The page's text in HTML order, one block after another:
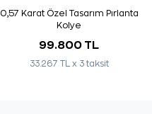
0,57 Karat Özel Tasarım Pırlanta
Kolye
99.800 TL
33.267 TL x 3 taksit